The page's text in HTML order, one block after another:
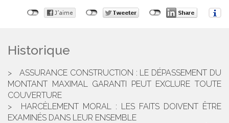
Historique
ASSURANCE CONSTRUCTION : LE DÉPASSEMENT DU
MONTANT MAXIMAL GARANTI PEUT EXCLURE TOUTE
COUVERTURE
HARCÈLEMENT MORAL : LES FAITS DOIVENT ÊTRE
EXAMINÉS DANS LEUR ENSEMBLE